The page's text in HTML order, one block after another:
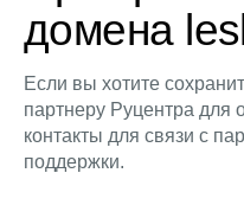
домена
Если вы хотите
партнеру Руцентра для
контакты для связи с
поддержки.